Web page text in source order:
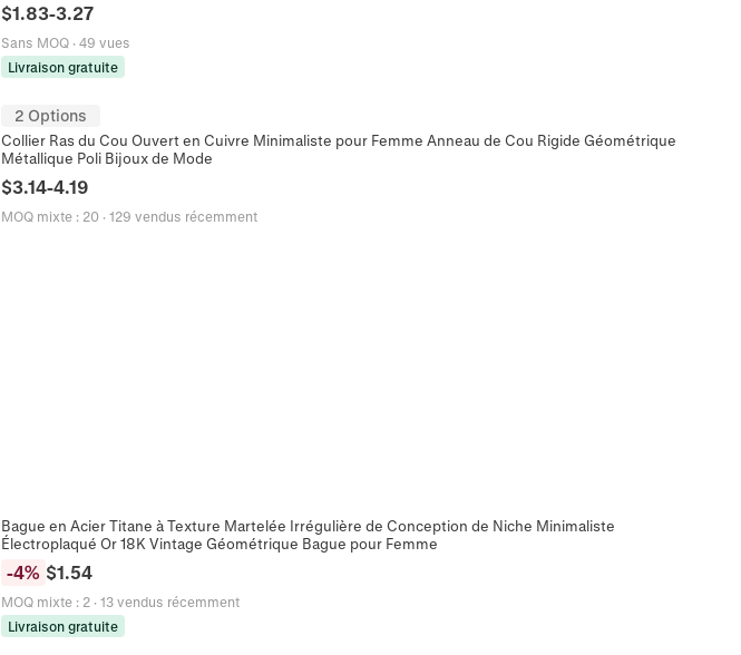
$1.83-3.27
Sans MOQ · 49 vues
Livraison gratuite
2 Options
Collier Ras du Cou Ouvert en Cuivre Minimaliste pour Femme Anneau de Cou Rigide Géométrique
Métallique Poli Bijoux de Mode
$3.14-4.19
MOQ mixte : 20 · 129 vendus récemment
Bague en Acier Titane à Texture Martelée Irrégulière de Conception de Niche Minimaliste
Électroplaqué Or 18K Vintage Géométrique Bague pour Femme
-4% $1.54
MOQ mixte : 2 · 13 vendus récemment
Livraison gratuite